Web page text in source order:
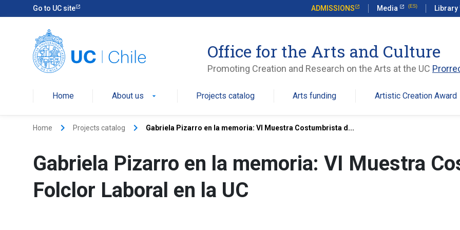
Go to UC site ADMISSIONS Media Library
Office for the Arts and Culture
Promoting Creation and Research on the Arts at the UC
Home About us arrow_drop_down Projects catalog Arts funding Artistic Creation Award
Home keyboard_arrow_right Projects catalog keyboard_arrow_right Gabriela Pizarro en la memoria: VI Muestra Costumbrista d...
Gabriela Pizarro en la memoria: VI Muestra
Folclor Laboral en la UC